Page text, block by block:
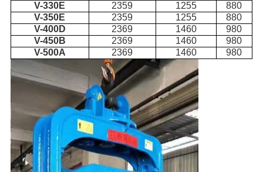
V-330E
2359 1255
880
V-350E
2359 1255
880
V-400D
2369 1460
980
V-450B
2369 1460
980
V-500A
2369 1460 980